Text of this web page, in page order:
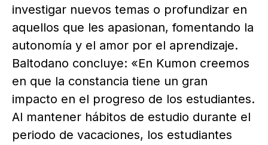
investigar nuevos temas o profundizar en
aquellos que les apasionan, fomentando la
autonomía y el amor por el aprendizaje.
Baltodano concluye: «En Kumon creemos
en que la constancia tiene un gran
impacto en el progreso de los estudiantes.
Al mantener hábitos de estudio durante el
periodo de vacaciones, los estudiantes